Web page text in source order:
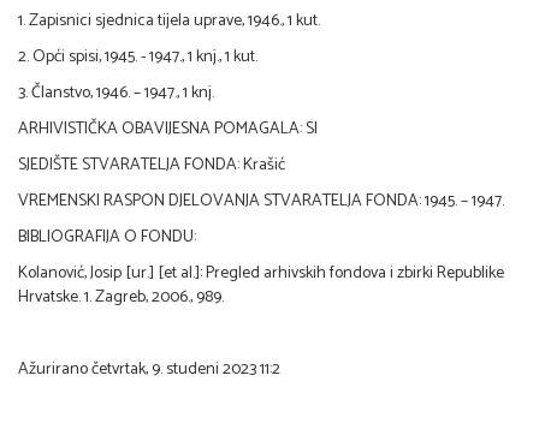
1. Zapisnici sjednica tijela uprave, 1946., 1 kut.
2. Opći spisi, 1945. - 1947., 1 knj., 1 kut.
3. Članstvo, 1946. – 1947., 1 knj.
ARHIVISTIČKA OBAVIJESNA POMAGALA: SI
SJEDIŠTE STVARATELJA FONDA: Krašić
VREMENSKI RASPON DJELOVANJA STVARATELJA FONDA: 1945. – 1947.
BIBLIOGRAFIJA O FONDU:
Kolanović, Josip [ur.] [et al.]: Pregled arhivskih fondova i zbirki Republike
Hrvatske. 1. Zagreb, 2006., 989.
Ažurirano četvrtak, 9. studeni 2023 11:2